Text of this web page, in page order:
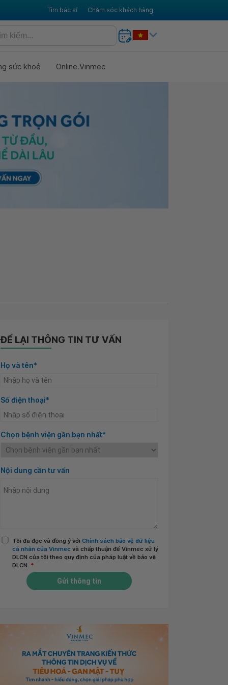
Tìm bác sĩ Chăm sóc khách hàng
sức khoẻ Online.Vinmec
ĐỂ LẠI THÔNG TIN TƯ VẤN
Họ và tên*
Số điện thoại*
Chọn bệnh viện gần bạn nhất*
Nội dung cần tư vấn
Tôi đã đọc và đồng ý với Chính sách bảo vệ dữ liệu
cá nhân của Vinmec và chấp thuận để Vinmec xử lý
DLCN của tôi theo quy định của pháp luật về bảo vệ
DLCN. *
Gửi thông tin